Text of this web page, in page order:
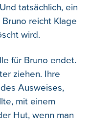
tatsächlich, ein
reicht Klage
wird.
für Bruno endet.
ziehen. Ihre
Ausweises,
mit einem
Hut, wenn man